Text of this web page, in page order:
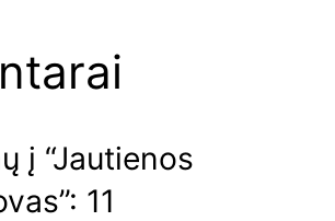
į “Jautienos
11